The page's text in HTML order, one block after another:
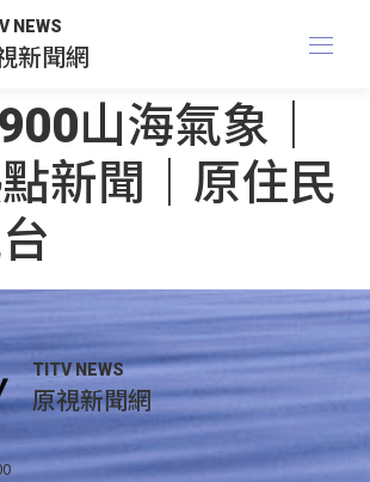
NEWS
新聞網
山海氣象｜
新聞｜原住民
TITV NEWS
原視新聞網